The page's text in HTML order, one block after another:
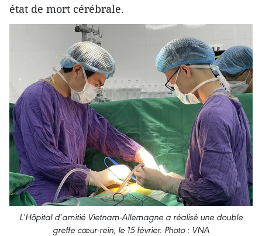
état de mort cérébrale.
L’Hôpital d’amitié Vietnam-Allemagne a réalisé une double
greffe cœur-rein, le 15 février. Photo : VNA